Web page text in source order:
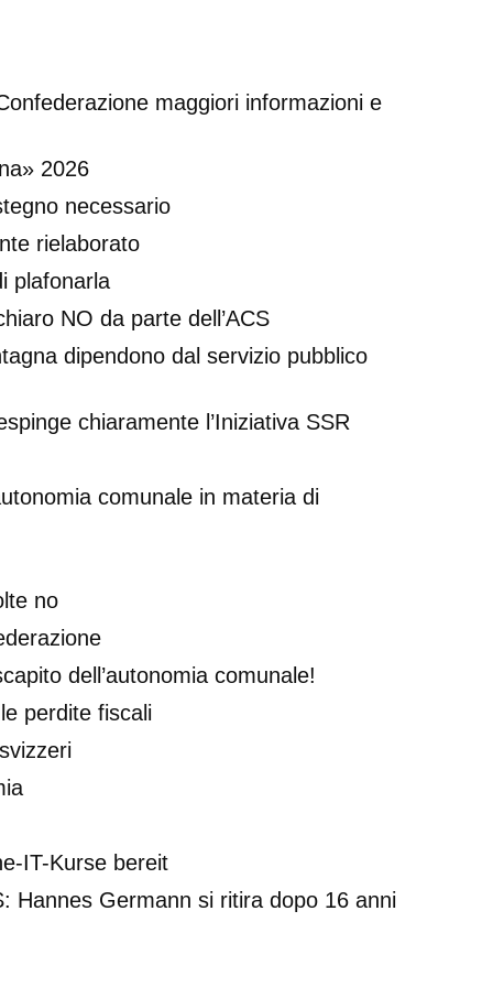
maggiori informazioni e
2026
necessario
rielaborato
plafonarla
NO da parte dell’ACS
dipendono dal servizio pubblico
chiaramente l’Iniziativa SSR
comunale in materia di
no
dell’autonomia comunale!
perdite fiscali
IT-Kurse bereit
Hannes Germann si ritira dopo 16 anni